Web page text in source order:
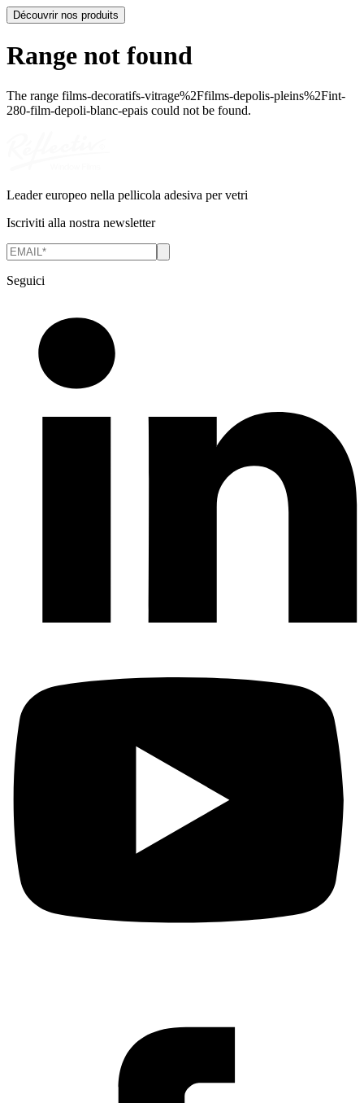
Découvrir nos produits
Range not found
The range films-decoratifs-vitrage%2Ffilms-depolis-pleins%2Fint-
280-film-depoli-blanc-epais could not be found.
Leader europeo nella pellicola adesiva per vetri
Iscriviti alla nostra newsletter
Seguici